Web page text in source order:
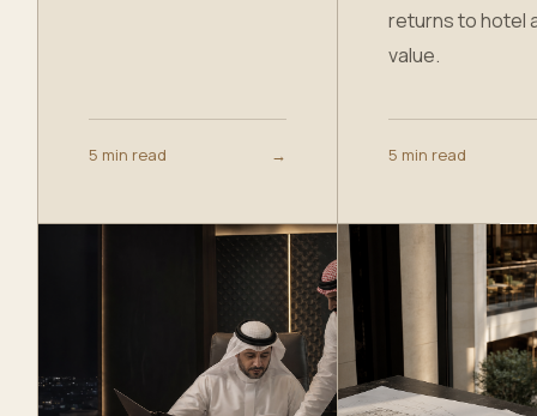
5 min read →
returns to hotel
value.
5 min read